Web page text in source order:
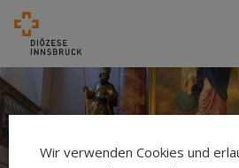
Wir verwenden Cookies und